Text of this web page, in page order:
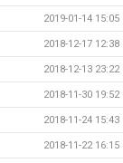
2019-01-14 15:05
2018-12-17 12:38
2018-12-13 23:22
2018-11-30 19:52
2018-11-24 15:43
2018-11-22 16:15